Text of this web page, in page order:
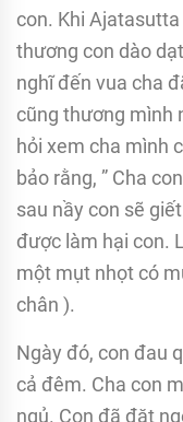
con. Khi
thương con dào
nghĩ đến vua cha
cũng thương mình
hỏi xem cha mình
bảo rằng, ” Cha
sau nầy con sẽ
được làm hại con.
một mụt nhọt có
chân ).
Ngày đó, con đau
cả đêm. Cha con
ngủ. Con đã đặt